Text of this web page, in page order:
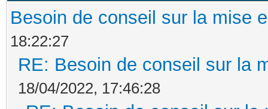
Besoin de conseil sur la mise
18:22:27
RE: Besoin de conseil sur la
18/04/2022, 17:46:28